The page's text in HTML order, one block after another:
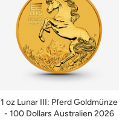
1 oz Lunar III: Pferd Goldmünze
- 100 Dollars Australien 2026